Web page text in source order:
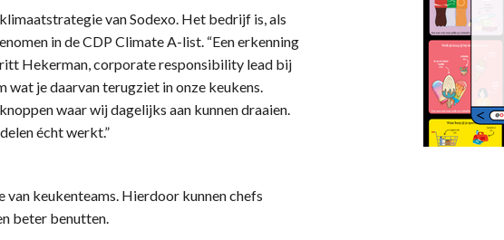
van Sodexo. Het bedrijf is, als
in de CDP Climate A-list. “Een erkenning
Hekerman, corporate responsibility lead bij
je daarvan terugziet in onze keukens.
waar wij dagelijks aan kunnen draaien.
écht werkt.”
keukenteams. Hierdoor kunnen chefs
beter benutten.